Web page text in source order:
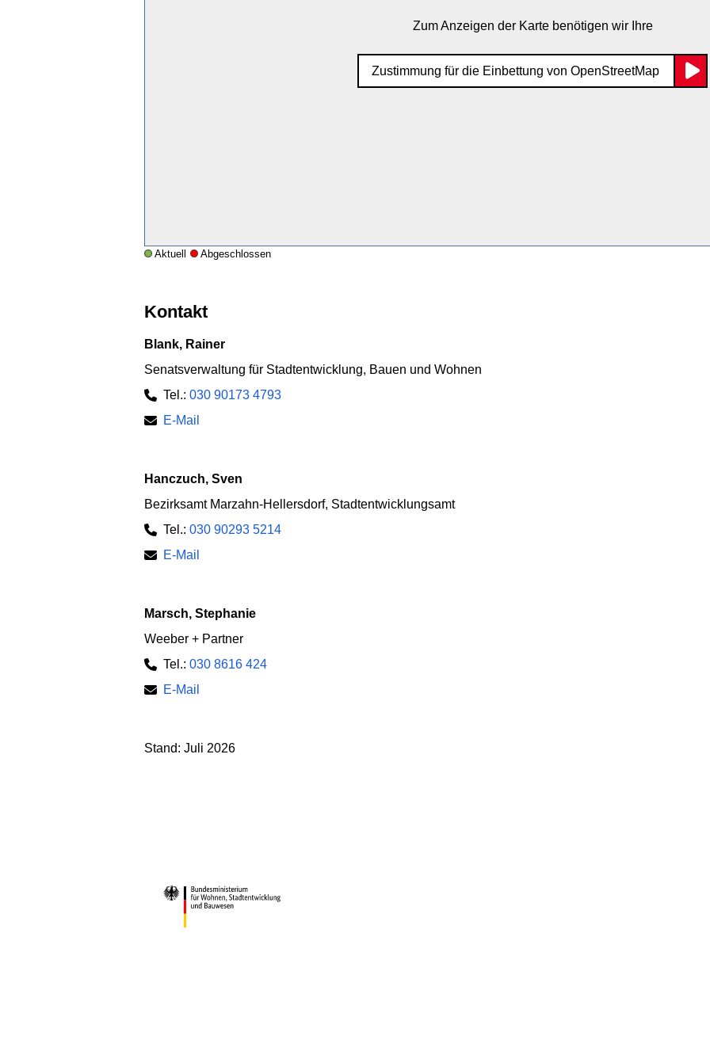
Zum Anzeigen der Karte benötigen wir Ihre
Zustimmung für die Einbettung von OpenStreetMap
Aktuell Abgeschlossen
Kontakt
Blank, Rainer
Senatsverwaltung für Stadtentwicklung, Bauen und Wohnen
Tel.: 030 90173 4793
E-Mail
Hanczuch, Sven
Bezirksamt Marzahn-Hellersdorf, Stadtentwicklungsamt
Tel.: 030 90293 5214
E-Mail
Marsch, Stephanie
Weeber + Partner
Tel.: 030 8616 424
E-Mail
Stand: Juli 2026